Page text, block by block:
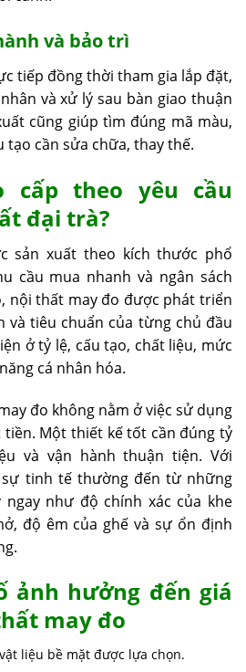
và bảo trì
tiếp đồng thời tham gia lắp đặt,
và xử lý sau bàn giao thuận
cũng giúp tìm đúng mã màu,
tạo cần sửa chữa, thay thế.
cấp theo yêu cầu
đại trà?
sản xuất theo kích thước phổ
cầu mua nhanh và ngân sách
nội thất may đo được phát triển
và tiêu chuẩn của từng chủ đầu
ở tỷ lệ, cấu tạo, chất liệu, mức
cá nhân hóa.
đo không nằm ở việc sử dụng
Một thiết kế tốt cần đúng tỷ
và vận hành thuận tiện. Với
sự tinh tế thường đến từ những
như độ chính xác của khe
độ êm của ghế và sự ổn định
ảnh hưởng đến giá
may đo
liệu bề mặt được lựa chọn.